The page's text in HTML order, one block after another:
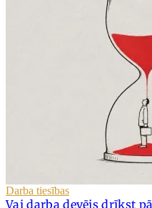
Darba tiesības
Vai darba devējs drīkst